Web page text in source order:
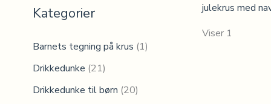
Kategorier
Barnets tegning på krus (1)
Drikkedunke (21)
Drikkedunke til børn (20)
julekrus med
Viser 1 resultat